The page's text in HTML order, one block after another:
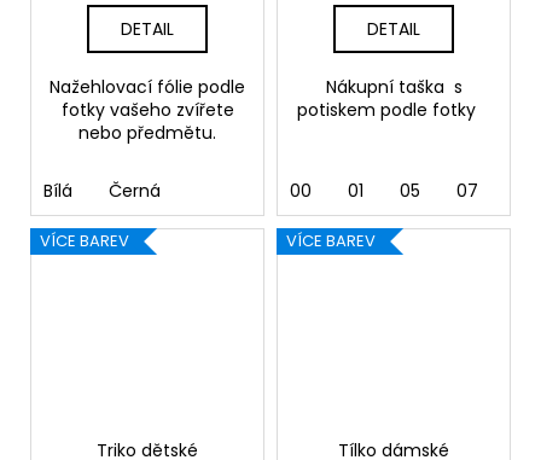
DETAIL
Nažehlovací fólie podle
fotky vašeho zvířete
nebo předmětu.
Bílá Černá
DETAIL
Nákupní taška s
potiskem podle fotky
00 01 05 07
VÍCE BAREV
Triko dětské
VÍCE BAREV
Tílko dámské